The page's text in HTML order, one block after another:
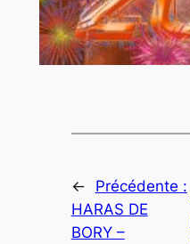
←
Précédente :
HARAS DE
BORY –